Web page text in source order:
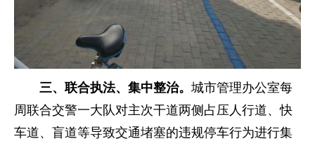
三、联合执法、集中整治。 城市管理办公室每
周联合交警一大队对主次干道两侧占压人行道、快
车道、盲道等导致交通堵塞的违规停车行为进行集